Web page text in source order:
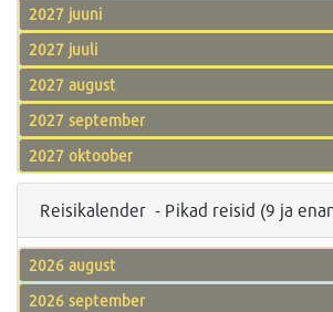
2027 juuni
2027 juuli
2027 august
2027 september
2027 oktoober
Reisikalender - Pikad reisid (9 ja
2026 august
2026 september